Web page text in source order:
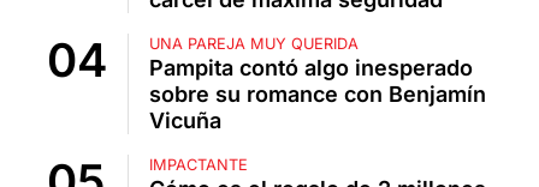
UNA PAREJA MUY QUERIDA
Pampita contó algo inesperado
sobre su romance con Benjamín
Vicuña
IMPACTANTE